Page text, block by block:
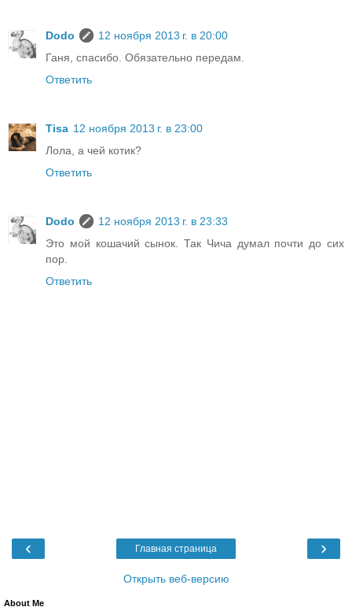
Dodo
12 ноября 2013 г. в 20:00
Ганя, спасибо. Обязательно передам.
Ответить
Tisa 12 ноября 2013 г. в 23:00
Лола, а чей котик?
Ответить
Dodo
12 ноября 2013 г. в 23:33
Это мой кошачий сынок. Так Чича думал почти до сих
пор.
Ответить
‹ ›
Главная страница
Открыть веб-версию
About Me